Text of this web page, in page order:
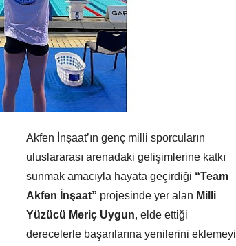
Akfen İnşaat’ın genç milli sporcuların
uluslararası arenadaki gelişimlerine katkı
sunmak amacıyla hayata geçirdiği “Team
Akfen İnşaat” projesinde yer alan Milli
Yüzücü Meriç Uygun, elde ettiği
derecelerle başarılarına yenilerini eklemeyi